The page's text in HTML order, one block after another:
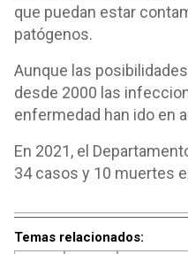
que puedan estar
patógenos.
Aunque las
desde 2000 las
enfermedad han ido en
En 2021, el
34 casos y 10 muertes
Temas relacionados: